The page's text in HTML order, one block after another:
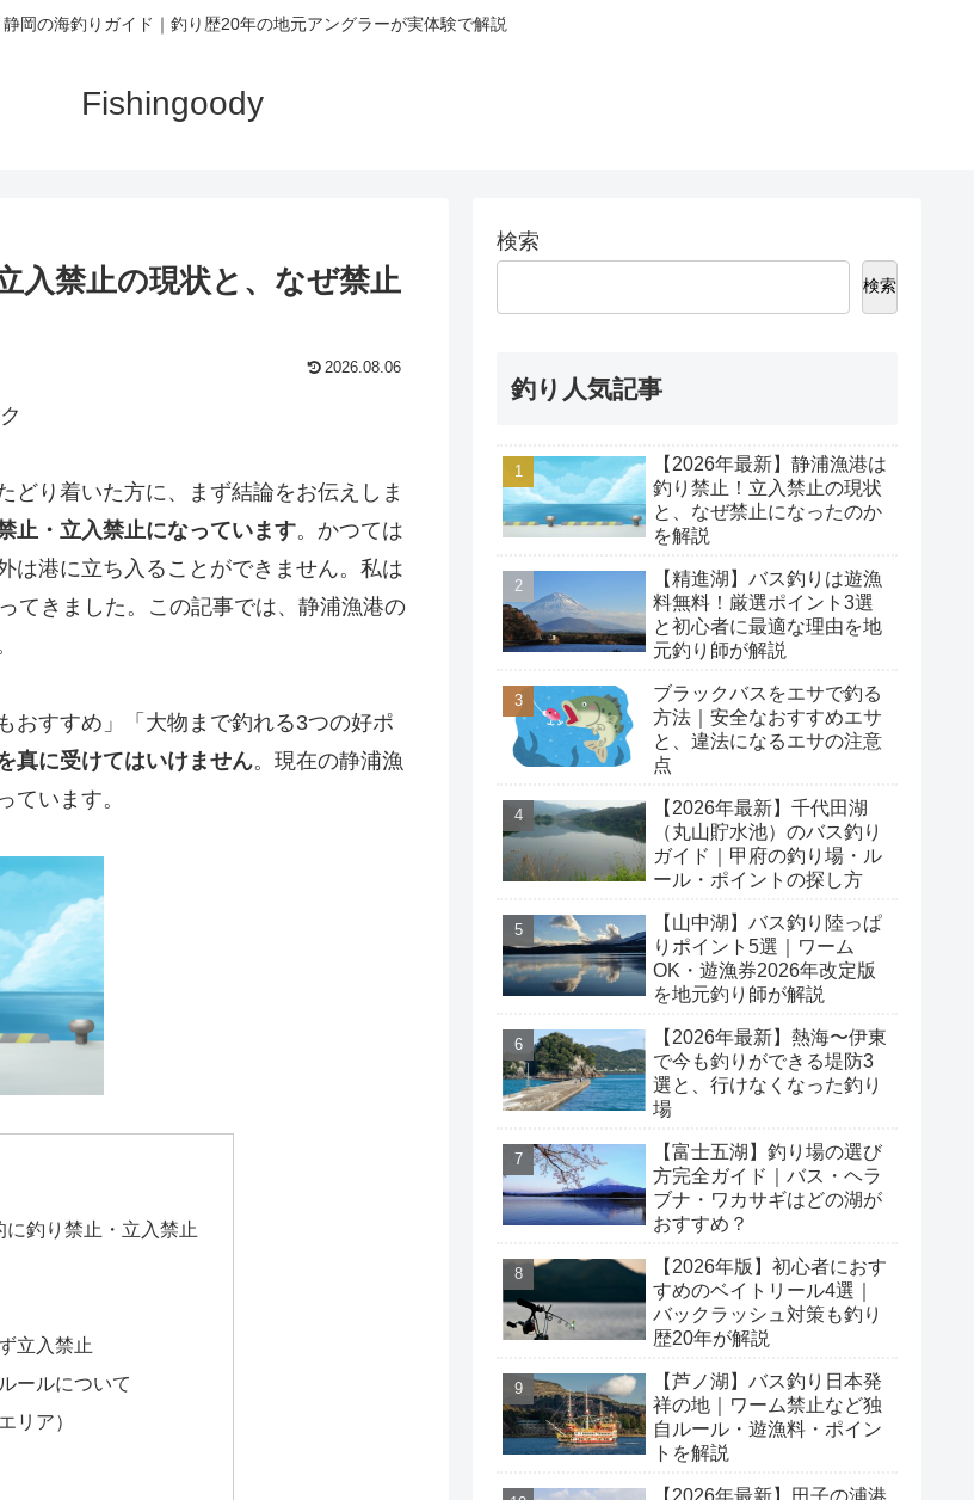
岡の海釣りガイド｜釣り歴20年の地元アングラーが実体験で解説
Fishingoody
入禁止の現状と、なぜ禁止
2026.08.06
り着いた方に、まず結論をお伝えしま
止・立入禁止になっています。かつては
は港に立ち入ることができません。私は
てきました。この記事では、静浦漁港の
おすすめ」「大物まで釣れる3つの好ポ
真に受けてはいけません。現在の静浦漁
ています。
釣り禁止・立入禁止
立入禁止
ールについて
リア）
検索
検索
釣り人気記事
【2026年最新】静浦漁港は
釣り禁止！立入禁止の現状
と、なぜ禁止になったのか
を解説
【精進湖】バス釣りは遊漁
料無料！厳選ポイント3選
と初心者に最適な理由を地
元釣り師が解説
ブラックバスをエサで釣る
方法｜安全なおすすめエサ
と、違法になるエサの注意
点
【2026年最新】千代田湖
（丸山貯水池）のバス釣り
ガイド｜甲府の釣り場・ル
ール・ポイントの探し方
【山中湖】バス釣り陸っぱ
りポイント5選｜ワーム
OK・遊漁券2026年改定版
を地元釣り師が解説
【2026年最新】熱海〜伊東
で今も釣りができる堤防3
選と、行けなくなった釣り
場
【富士五湖】釣り場の選び
方完全ガイド｜バス・ヘラ
ブナ・ワカサギはどの湖が
おすすめ？
【2026年版】初心者におす
すめのベイトリール4選｜
バックラッシュ対策も釣り
歴20年が解説
【芦ノ湖】バス釣り日本発
祥の地｜ワーム禁止など独
自ルール・遊漁料・ポイン
トを解説